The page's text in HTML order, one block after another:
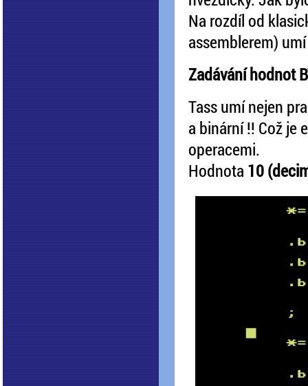
Na rozdíl od
assemblerem)
Zadávání hodnot
Tass umí nejen
a binární !! Což je
operacemi.
Hodnota 10